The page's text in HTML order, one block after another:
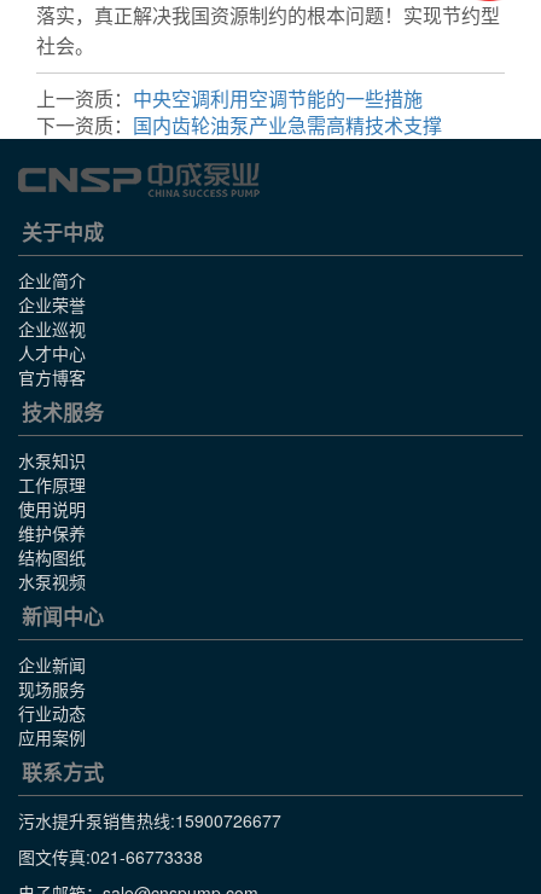
落实，真正解决我国资源制约的根本问题！实现节约型
社会。
上一资质： 中央空调利用空调节能的一些措施
下一资质： 国内齿轮油泵产业急需高精技术支撑
关于中成
企业简介
企业荣誉
企业巡视
人才中心
官方博客
技术服务
水泵知识
工作原理
使用说明
维护保养
结构图纸
水泵视频
新闻中心
企业新闻
现场服务
行业动态
应用案例
联系方式
污水提升泵销售热线:15900726677
图文传真:021-66773338